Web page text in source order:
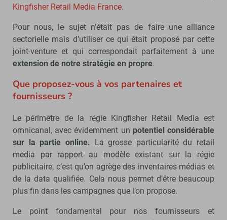
Kingfisher Retail Media France.
Pour nous, le sujet n’était pas de faire une alliance
sectorielle mais d’utiliser ce qui était proposé par cette
joint-venture et qui correspondait parfaitement à une
extension de notre stratégie en propre.
Que proposez-vous à vos partenaires et
fournisseurs ?
Le périmètre de la régie Kingfisher Retail Media est
omnicanal, avec évidemment un potentiel considérable
sur la partie online. La grosse particularité du retail
media par rapport au modèle existant sur la régie
publicitaire, c’est qu’on agrège des inventaires médias et
de la data qualifiée. Cela nous permet d’être beaucoup
plus fin dans les campagnes que l’on propose.
Le point fondamental pour nos fournisseurs et